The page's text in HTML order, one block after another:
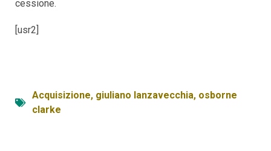
cessione.
[usr2]
Acquisizione, giuliano lanzavecchia, osborne
clarke